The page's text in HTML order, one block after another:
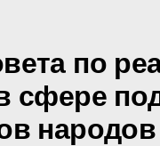
по
сфере